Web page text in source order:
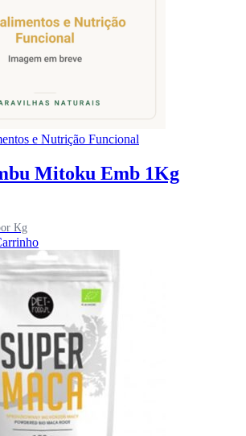
e Nutrição Funcional
Mitoku Emb 1Kg
Kg